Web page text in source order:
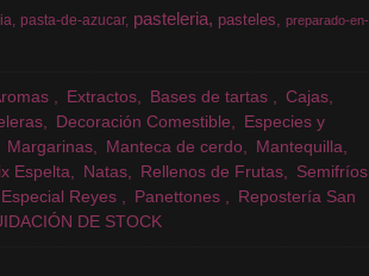
pasta-de-azucar pasteleria pasteles
preparado-en-
Extractos Bases de tartas
Cajas
Decoración Comestible
Especies y
Margarinas Manteca de cerdo
Mantequilla
Espelta Natas Rellenos de Frutas
Semifríos
Especial Reyes Panettones
Repostería San
DE STOCK